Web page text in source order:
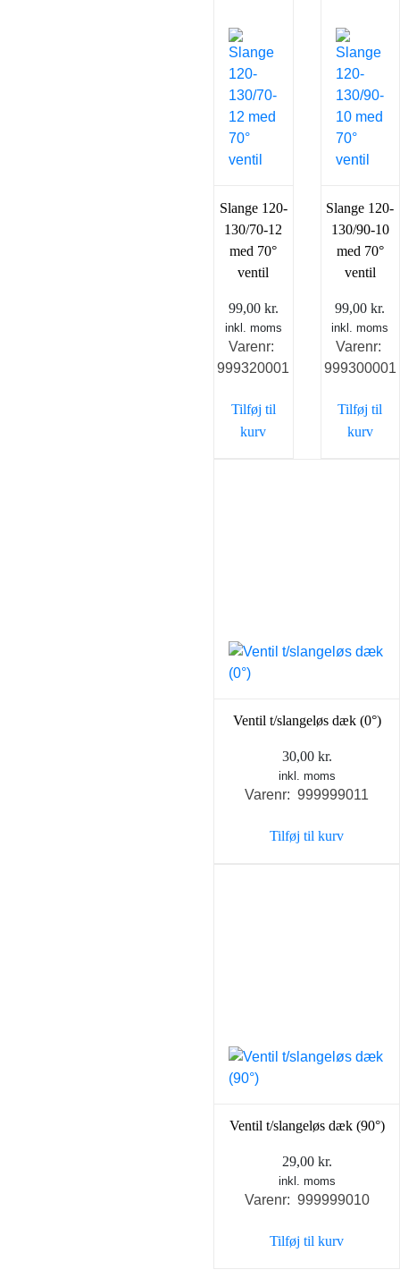
Slange 120-
130/70-12
med 70°
ventil
99,00 kr.
inkl. moms
Varenr:
999320001
Tilføj til
kurv
Slange 120-
130/90-10
med 70°
ventil
99,00kr.
inkl. moms
Varenr:
999300001
Tilføj til
kurv
Ventil t/slangeløs dæk (0°)
30,00 kr.
inkl. moms
Varenr: 999999011
Tilføj til kurv
Ventil t/slangeløs dæk (90°)
29,00 kr.
inkl. moms
Varenr: 999999010
Tilføj til kurv